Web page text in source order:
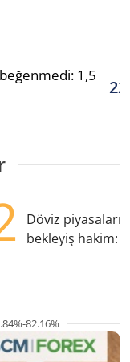
1,5
Döviz
bekleyiş hakim:
82.16%